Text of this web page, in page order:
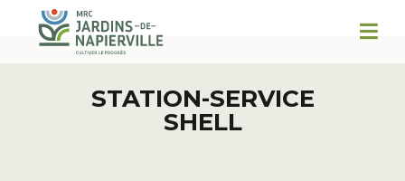
STATION-SERVICE
SHELL